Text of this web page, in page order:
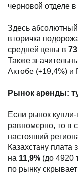
черновой отделе в
Здесь
вторичка
средней цены в
Также
Актобе (+19,4%) и
Рынок аренды:
Если рынок
равномерно, то в
настоящий
Казахстану плата
на 11,9% (до 4920
по рынку